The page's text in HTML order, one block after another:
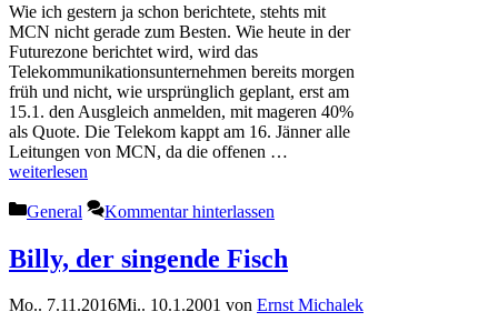
Wie ich gestern ja schon berichtete, stehts mit
MCN nicht gerade zum Besten. Wie heute in der
Futurezone berichtet wird, wird das
Telekommunikationsunternehmen bereits morgen
früh und nicht, wie ursprünglich geplant, erst am
15.1. den Ausgleich anmelden, mit mageren 40%
als Quote. Die Telekom kappt am 16. Jänner alle
Leitungen von MCN, da die offenen …
weiterlesen
Kategorien
General Kommentar hinterlassen
Billy, der singende Fisch
Mo.. 7.11.2016Mi.. 10.1.2001 von Ernst Michalek